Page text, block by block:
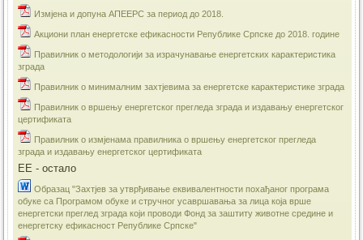
Измјена и допуна АПЕЕРС за период до 2018.
Акциони план енергетске ефикасности Републике Српске до 2018. године
Правилник о методологији за израчунавање енергетских карактеристика
зграда
Правилник о минималним захтјевима за енергетске карактеристике зграда
Правилник о вршењу енергетског прегледа зграда и издавању енергетског
цертификата
Правилник о измјенама правилника о вршењу енергетског прегледа
зграда и издавању енергетског цертификата
ЕЕ - остало
Образац "Захтјев за утврђивање еквивалентности похађаног програма
обуке са Програмом обуке и стручног усавршавања за лица која врше
енергетски преглед зграда који проводи Фонд за заштиту животне средине и
енергетску ефикасност Републике Српске"